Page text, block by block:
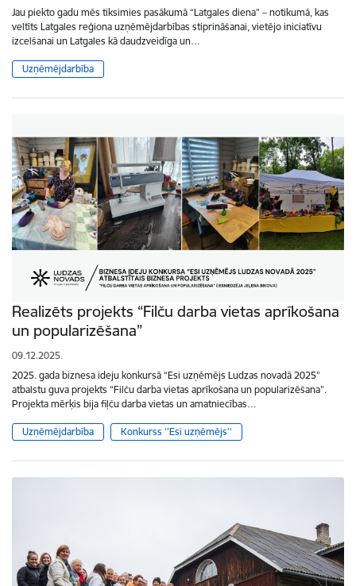
Jau piekto gadu mēs tiksimies pasākumā “Latgales diena” – notikumā, kas
veltīts Latgales reģiona uzņēmējdarbības stiprināšanai, vietējo iniciatīvu
izcelšanai un Latgales kā daudzveidīga un…
Uzņēmējdarbība
Realizēts projekts “Filču darba vietas aprīkošana
un popularizēšana”
09.12.2025.
2025. gada biznesa ideju konkursā “Esi uzņēmējs Ludzas novadā 2025”
atbalstu guva projekts “Filču darba vietas aprīkošana un popularizēšana”.
Projekta mērķis bija fiļču darba vietas un amatniecības…
Uzņēmējdarbība Konkurss ''Esi uzņēmējs''